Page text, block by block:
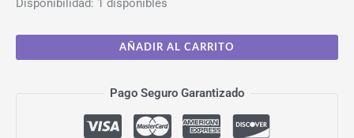
Disponibilidad: 1 disponibles
AÑADIR AL CARRITO
Pago Seguro Garantizado